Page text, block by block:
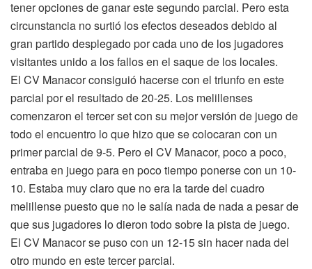
tener opciones de ganar este segundo parcial. Pero esta
circunstancia no surtió los efectos deseados debido al
gran partido desplegado por cada uno de los jugadores
visitantes unido a los fallos en el saque de los locales.
El CV Manacor consiguió hacerse con el triunfo en este
parcial por el resultado de 20-25. Los melillenses
comenzaron el tercer set con su mejor versión de juego de
todo el encuentro lo que hizo que se colocaran con un
primer parcial de 9-5. Pero el CV Manacor, poco a poco,
entraba en juego para en poco tiempo ponerse con un 10-
10. Estaba muy claro que no era la tarde del cuadro
melillense puesto que no le salía nada de nada a pesar de
que sus jugadores lo dieron todo sobre la pista de juego.
El CV Manacor se puso con un 12-15 sin hacer nada del
otro mundo en este tercer parcial.